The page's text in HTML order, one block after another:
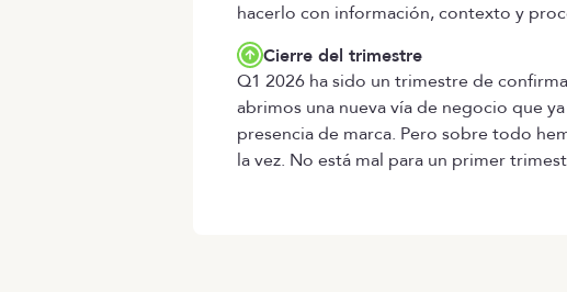
hacerlo con información, contexto y
Cierre del trimestre
Q1 2026 ha sido un trimestre de
abrimos una nueva vía de negocio que
presencia de marca. Pero sobre todo
la vez. No está mal para un primer